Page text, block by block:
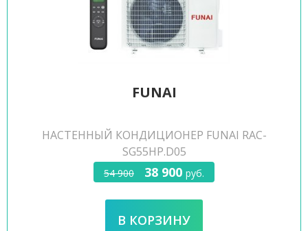
FUNAI
НАСТЕННЫЙ КОНДИЦИОНЕР FUNAI RAC-
SG55HP.D05
54 900 38 900 руб.